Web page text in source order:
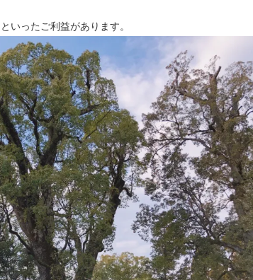
いったご利益があります。